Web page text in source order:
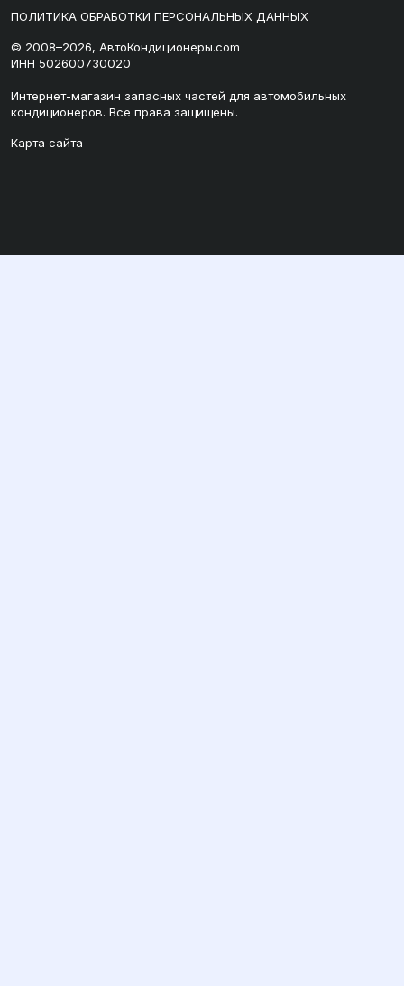
ПОЛИТИКА ОБРАБОТКИ ПЕРСОНАЛЬНЫХ ДАННЫХ
© 2008–2026, АвтоКондиционеры.com
ИНН 502600730020
Интернет-магазин запасных частей для автомобильных
кондиционеров. Все права защищены.
Карта сайта